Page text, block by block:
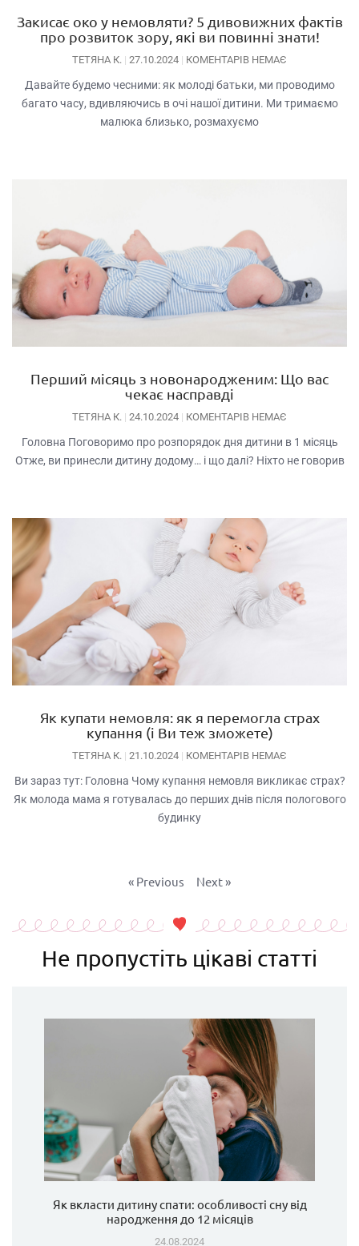
Закисає око у немовляти? 5 дивовижних фактів
про розвиток зору, які ви повинні знати!
ТЕТЯНА К. 27.10.2024 КОМЕНТАРІВ НЕМАЄ
Давайте будемо чесними: як молоді батьки, ми проводимо
багато часу, вдивляючись в очі нашої дитини. Ми тримаємо
малюка близько, розмахуємо
Перший місяць з новонародженим: Що вас
чекає насправді
ТЕТЯНА К. 24.10.2024 КОМЕНТАРІВ НЕМАЄ
Головна Поговоримо про розпорядок дня дитини в 1 місяць
Отже, ви принесли дитину додому… і що далі? Ніхто не говорив
Як купати немовля: як я перемогла страх
купання (і Ви теж зможете)
ТЕТЯНА К. 21.10.2024 КОМЕНТАРІВ НЕМАЄ
Ви зараз тут: Головна Чому купання немовля викликає страх?
Як молода мама я готувалась до перших днів після пологового
будинку
« Previous Next »
Не пропустіть цікаві статті
Як вкласти дитину спати: особливості сну від
народження до 12 місяців
24.08.2024